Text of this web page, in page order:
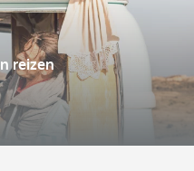
reizen